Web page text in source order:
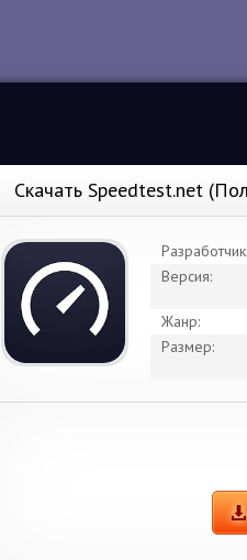
Скачать Speedtest.net
Разработчик:
Версия:
Жанр:
Размер: